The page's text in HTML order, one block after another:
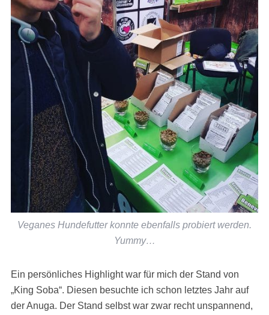
Veganes Hundefutter konnte ebenfalls probiert werden.
Yummy…
Ein persönliches Highlight war für mich der Stand von
„King Soba“. Diesen besuchte ich schon letztes Jahr auf
der Anuga. Der Stand selbst war zwar recht unspannend,